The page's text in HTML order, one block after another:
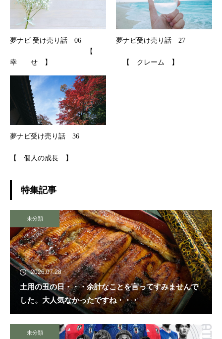
夢ナビ 受け売り話 06
【
幸 せ 】
夢ナビ受け売り話 27
【 クレーム 】
夢ナビ受け売り話 36
【 個人の成長 】
特集記事
未分類
2026.07.28
土用の丑の日・・・余計なことを言ってすみませんで
した。大人気なかったですね・・・
未分類